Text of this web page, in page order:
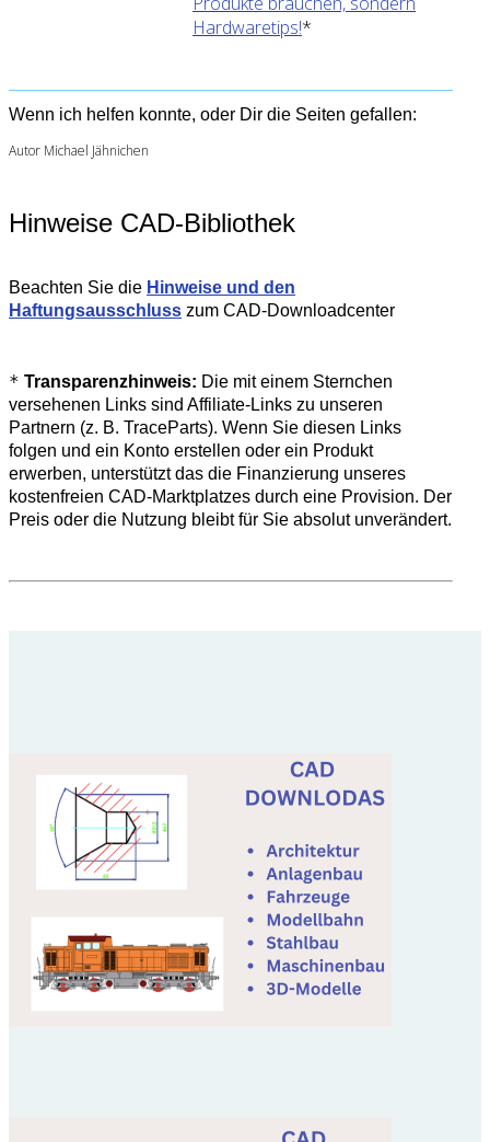
Hardwaretips!*
Wenn ich helfen konnte, oder Dir die Seiten gefallen:
Autor Michael Jähnichen
Hinweise CAD-Bibliothek
Beachten Sie die Hinweise und den
Haftungsausschluss zum CAD-Downloadcenter
* Transparenzhinweis: Die mit einem Sternchen
versehenen Links sind Affiliate-Links zu unseren
Partnern (z. B. TraceParts). Wenn Sie diesen Links
folgen und ein Konto erstellen oder ein Produkt
erwerben, unterstützt das die Finanzierung unseres
kostenfreien CAD-Marktplatzes durch eine Provision. Der
Preis oder die Nutzung bleibt für Sie absolut unverändert.